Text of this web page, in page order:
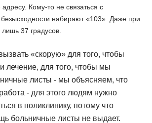
Кому-то не связаться с
безысходности набирают «103». Даже при
37 градусов.
«скорую» для того, чтобы
лечение, для того, чтобы мы
листы - мы объясняем, что
- для этого людям нужно
в поликлинику, потому что
больничные листы не выдает.